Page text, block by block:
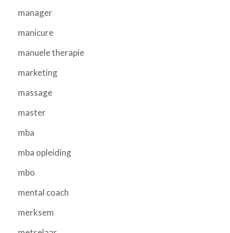
manager
manicure
manuele therapie
marketing
massage
master
mba
mba opleiding
mbo
mental coach
merksem